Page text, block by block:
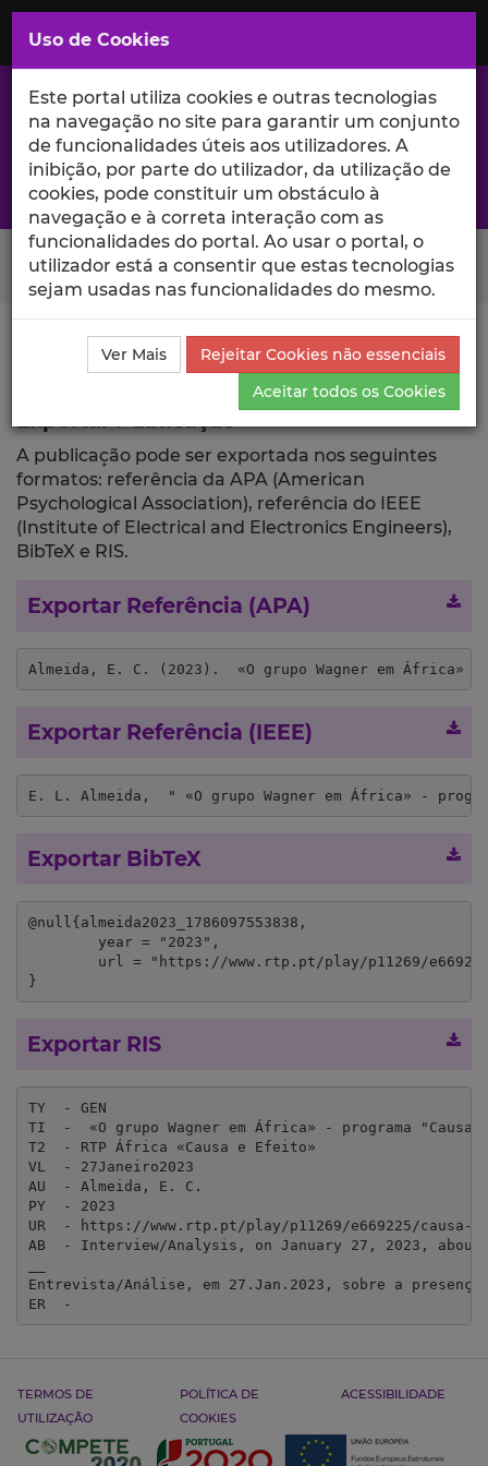
Saltar
para
Conteúdo
Principal
A excelência da investigação e ciência no Iscte
Search Button
Ciência_Iscte Publicações
Descrição Detalhada da
Publicação
Exportar
A publicação pode ser exportada nos seguintes
formatos: referência da APA (American
Psychological Association), referência do IEEE
(Institute of Electrical and Electronics Engineers),
BibTeX e RIS.
Exportar Referência (APA)
Almeida, E. C. (2023).  «O grupo Wagner em África»
Exportar Referência (IEEE)
E. L. Almeida,  " «O grupo Wagner em África» -
Exportar BibTeX
@null{almeida2023_1786097553838,
}
Exportar RIS
TY  - GEN
TI  -  «O grupo Wagner em África» - programa
T2  - RTP África «Causa e Efeito»
VL  - 27Janeiro2023
AU  - Almeida, E. C.
PY  - 2023
UR  - https://www.rtp.pt/play/p11269/e669225/causa-
AB  - Interview/Analysis, on January 27, 2023,
Entrevista/Análise, em 27.Jan.2023, sobre a
ER  -
TERMOS DE
UTILIZAÇÃO
POLÍTICA DE
COOKIES
ACESSIBILIDADE
Uso de Cookies
Este portal utiliza cookies e outras tecnologias
na navegação no site para garantir um conjunto
de funcionalidades úteis aos utilizadores. A
inibição, por parte do utilizador, da utilização de
cookies, pode constituir um obstáculo à
navegação e à correta interação com as
funcionalidades do portal. Ao usar o portal, o
utilizador está a consentir que estas tecnologias
sejam usadas nas funcionalidades do mesmo.
Ver Mais
Rejeitar Cookies não essenciais
Aceitar todos os Cookies